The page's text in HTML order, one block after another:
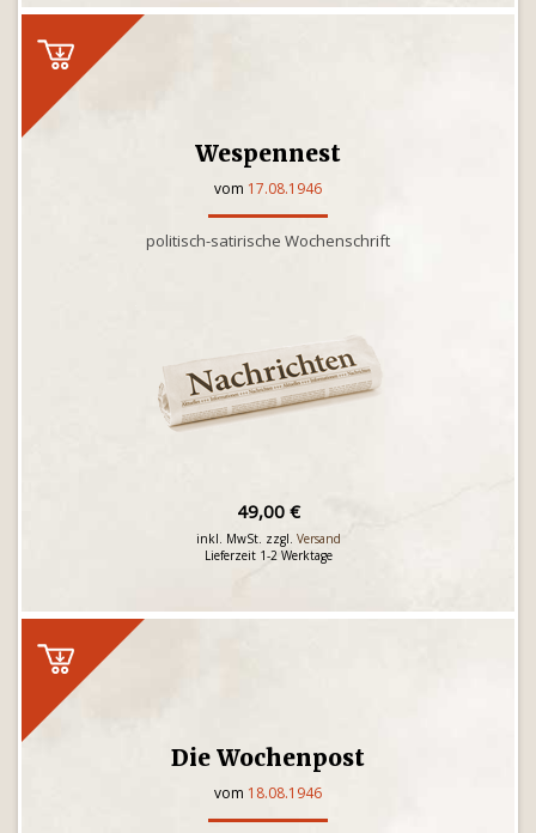
Wespennest
vom 17.08.1946
politisch-satirische Wochenschrift
49,00 €
inkl. MwSt. zzgl. Versand
Lieferzeit 1-2 Werktage
Die Wochenpost
vom 18.08.1946